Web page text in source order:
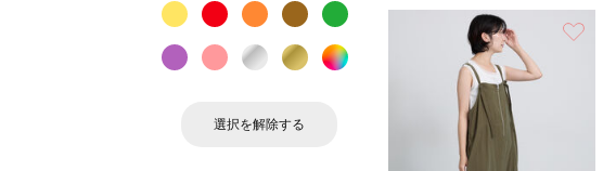
選択を解除する